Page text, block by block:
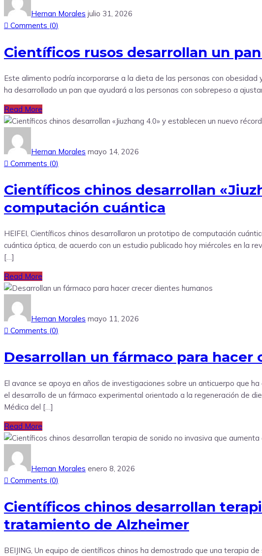
Hernan Morales julio 31, 2026
Comments (0)
Científicos rusos desarrollan un
Este alimento podría incorporarse a la dieta de las personas con
ha desarrollado un pan que ayudará a las personas con sobrepeso a
Read More
Hernan Morales mayo 14, 2026
Comments (0)
Científicos chinos desarrollan
computación cuántica
HEIFEI, Científicos chinos desarrollaron un prototipo de computación
cuántica óptica, de acuerdo con un estudio publicado hoy miércoles en la
[…]
Read More
Hernan Morales mayo 11, 2026
Comments (0)
Desarrollan un fármaco para
El avance se apoya en años de investigaciones sobre un anticuerpo que
el desarrollo de un fármaco experimental orientado a la regeneración de
Médica del […]
Read More
Hernan Morales enero 8, 2026
Comments (0)
Científicos chinos desarrollan
tratamiento de Alzheimer
BEIJING, Un equipo de científicos chinos ha demostrado que una terapia